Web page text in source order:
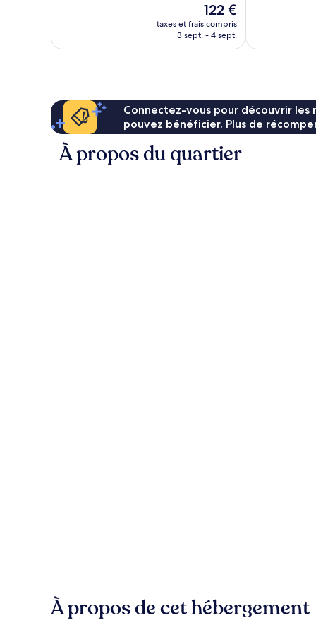
Le
nouveau
prix
122 €
taxes et frais compris
3 sept. - 4 sept.
Connectez-vous pour découvrir
pouvez bénéficier. Plus de
À propos du quartier
À propos de cet hébergement